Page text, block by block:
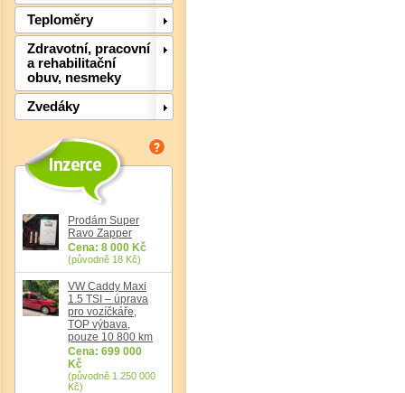
Teploměry
Zdravotní, pracovní
a rehabilitační
obuv, nesmeky
Zvedáky
Prodám Super
Ravo Zapper
Cena: 8 000 Kč
(původně 18 Kč)
VW Caddy Maxi
1.5 TSI – úprava
pro vozíčkáře,
TOP výbava,
pouze 10 800 km
Cena: 699 000
Kč
(původně 1 250 000
Kč)